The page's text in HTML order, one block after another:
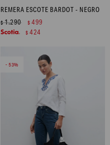
REMERA ESCOTE BARDOT - NEGRO
$1.290 $ 499
$ 424
53